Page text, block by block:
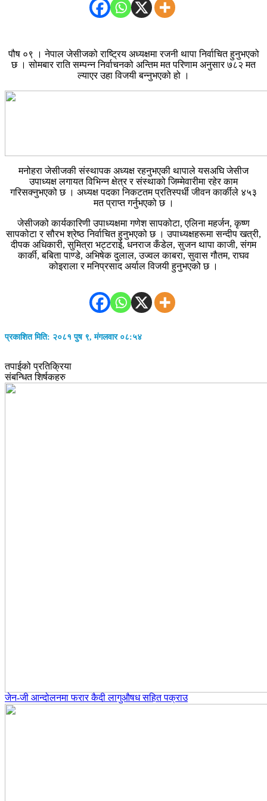
पौष ०९ । नेपाल जेसीजको राष्ट्रिय अध्यक्षमा रजनी थापा निर्वाचित हुनुभएको
छ । सोमबार राति सम्पन्न निर्वाचनको अन्तिम मत परिणाम अनुसार ७८२ मत
ल्याएर उहा विजयी बन्नुभएको हो ।
मनोहरा जेसीजकी संस्थापक अध्यक्ष रहनुभएकी थापाले यसअघि जेसीज
उपाध्यक्ष लगायत विभिन्न क्षेत्र र संस्थाको जिम्मेवारीमा रहेर काम
गरिसक्नुभएको छ । अध्यक्ष पदका निकटतम प्रतिस्पर्धी जीवन कार्कीले ४५३
मत प्राप्त गर्नुभएको छ ।
जेसीजको कार्यकारिणी उपाध्यक्षमा गणेश सापकोटा, एलिना महर्जन, कृष्ण
सापकोटा र सौरभ श्रेष्ठ निर्वाचित हुनुभएको छ । उपाध्यक्षहरूमा सन्दीप खत्री,
दीपक अधिकारी, सुमित्रा भट्टराई, धनराज कँडेल, सुजन थापा काजी, संगम
कार्की, बबिता पाण्डे, अभिषेक दुलाल, उज्वल काबरा, सुवास गौतम, राघव
कोइराला र मनिप्रसाद अर्याल विजयी हुनुभएको छ ।
प्रकाशित मिति: २०८१ पुष ९, मंगलवार ०८:५४
तपाईको प्रतिक्रिया
संबन्धित शिर्षकहरु
जेन-जी आन्दोलनमा फरार कैदी लागुऔषध सहित पक्राउ